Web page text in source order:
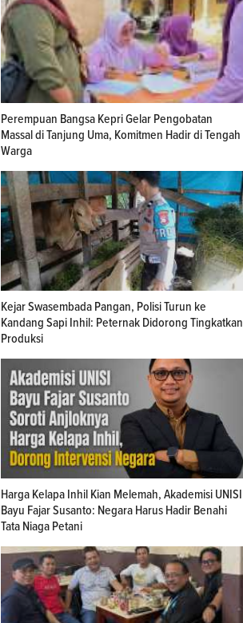
Perempuan Bangsa Kepri Gelar Pengobatan
Massal di Tanjung Uma, Komitmen Hadir di Tengah
Warga
Kejar Swasembada Pangan, Polisi Turun ke
Kandang Sapi Inhil: Peternak Didorong Tingkatkan
Produksi
Harga Kelapa Inhil Kian Melemah, Akademisi UNISI
Bayu Fajar Susanto: Negara Harus Hadir Benahi
Tata Niaga Petani